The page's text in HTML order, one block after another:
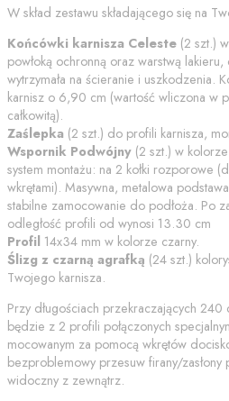
W skład zestawu składającego się na
Końcówki karnisza Celeste (2 szt.)
powłoką ochronną oraz warstwą
wytrzymała na ścieranie i uszkodzenia.
karnisz o 6,90 cm (wartość wliczona w
całkowitą).
Zaślepka (2 szt.) do profili karnisza,
Wspornik Podwójny (2 szt.) w kolorze
system montażu: na 2 kołki rozporowe
wkrętami). Masywna, metalowa
stabilne zamocowanie do podłoża. Po
odległość profili od wynosi 13.30 cm
Profil 14x34 mm w kolorze czarny.
Ślizg z czarną agrafką (24 szt.)
Twojego karnisza.
Przy długościach przekraczających 240
będzie z 2 profili połączonych
mocowanym za pomocą wkrętów
bezproblemowy przesuw firany/zasłony
widoczny z zewnątrz.